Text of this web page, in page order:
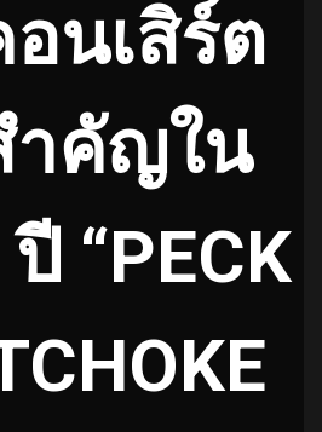
นเสิร์ต
ำคัญใน
“PECK